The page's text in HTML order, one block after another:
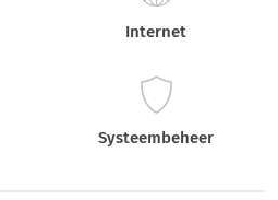
Internet
Systeembeheer